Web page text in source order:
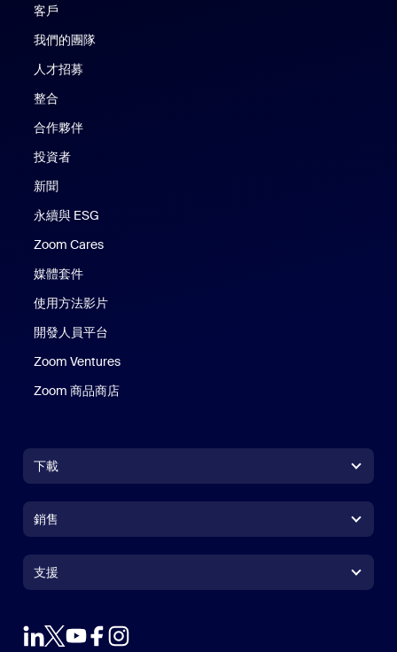
客戶
我們的團隊
人才招募
整合
合作夥伴
投資者
新聞
永續與 ESG
Zoom Cares
媒體套件
使用方法影片
開發人員平台
Zoom Ventures
Zoom 商品商店
下載
Zoom Rooms 應用程式Zoom Rooms 應用程式
Zoom Rooms Controller
Outlook 外掛程式
銷售
聯絡銷售人員
支援
支援
帳戶